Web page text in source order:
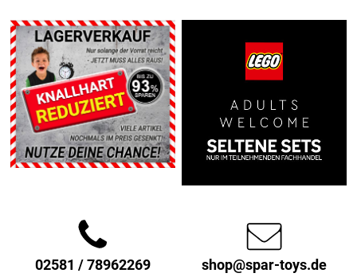
02581 / 78962269
shop@spar-toys.de